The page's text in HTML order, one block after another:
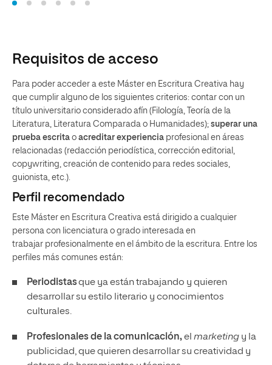
Requisitos de acceso
Para poder acceder a este Máster en Escritura Creativa hay
que cumplir alguno de los siguientes criterios: contar con un
título universitario considerado afín (Filología, Teoría de la
Literatura, Literatura Comparada o Humanidades); superar una
prueba escrita o acreditar experiencia profesional en áreas
relacionadas (redacción periodística, corrección editorial,
copywriting, creación de contenido para redes sociales,
guionista, etc.).
Perfil recomendado
Este Máster en Escritura Creativa está dirigido a cualquier
persona con licenciatura o grado interesada en
trabajar profesionalmente en el ámbito de la escritura. Entre los
perfiles más comunes están:
Periodistasque ya están trabajando y quieren
desarrollar su estilo literario y conocimientos
culturales.
Profesionales de la comunicación,el marketing y la
publicidad, que quieren desarrollar su creatividad y